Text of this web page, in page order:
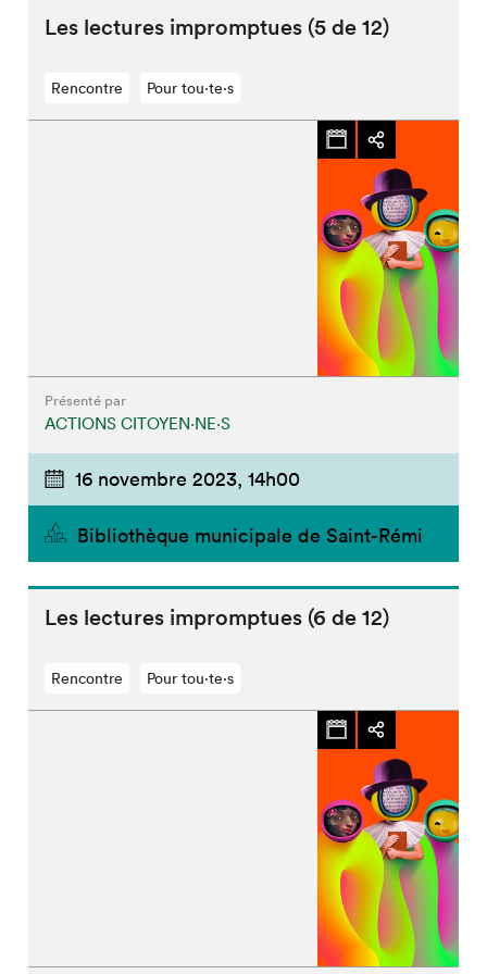
Les lectures impromptues (5 de 12)
Rencontre Pour tou⋅te⋅s
Présenté par
ACTIONS CITOYEN⋅NE⋅S
16 novembre 2023, 14h00
Bibliothèque municipale de Saint-Rémi
Les lectures impromptues (6 de 12)
Rencontre Pour tou⋅te⋅s